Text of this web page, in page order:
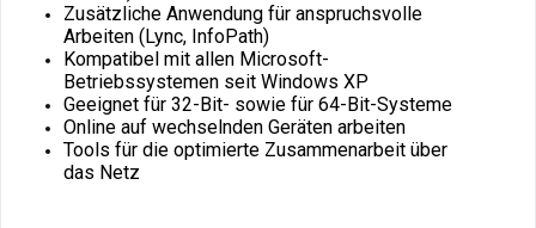
Zusätzliche Anwendung für anspruchsvolle
Arbeiten (Lync, InfoPath)
Kompatibel mit allen Microsoft-
Betriebssystemen seit Windows XP
Geeignet für 32-Bit- sowie für 64-Bit-Systeme
Online auf wechselnden Geräten arbeiten
Tools für die optimierte Zusammenarbeit über
das Netz